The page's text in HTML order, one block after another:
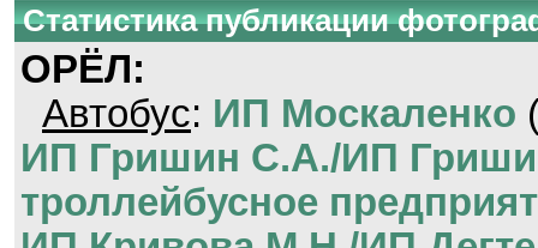
Статистика публикации
ОРЁЛ:
Автобус: ИП Москаленко
ИП Гришин С.А./ИП
троллейбусное